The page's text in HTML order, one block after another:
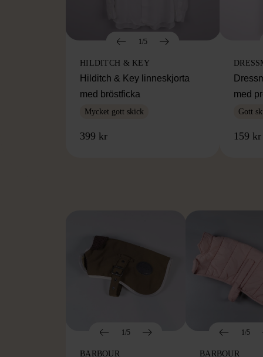
1/5
HILDITCH & KEY
Hilditch & Key linneskjorta
med bröstficka
Mycket gott skick
399 kr
med
Gott
159 kr
1/5
BARBOUR
1/5
BARBOUR